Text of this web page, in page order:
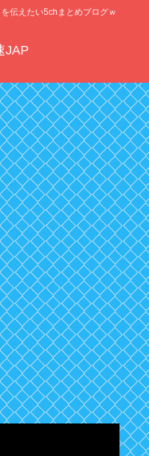
伝えたい5chまとめブログｗ
JAP